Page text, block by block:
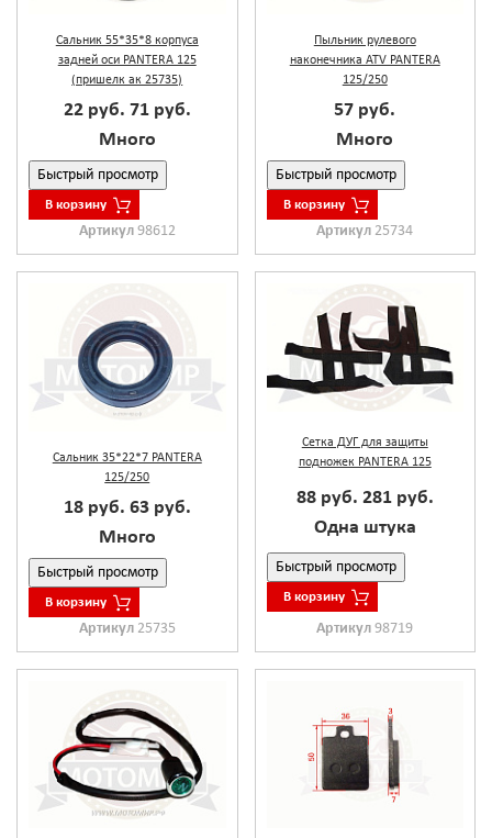
Сальник 55*35*8 корпуса
задней оси PANTERA 125
(пришелк ак 25735)
22 руб. 71 руб.
Много
Быстрый просмотр
В корзину
Артикул 98612
Пыльник рулевого
наконечника ATV PANTERA
125/250
57 руб.
Много
Быстрый просмотр
В корзину
Артикул 25734
Сальник 35*22*7 PANTERA
125/250
18 руб. 63 руб.
Много
Быстрый просмотр
В корзину
Артикул 25735
Сетка ДУГ для защиты
подножек PANTERA 125
88 руб. 281 руб.
Одна штука
Быстрый просмотр
В корзину
Артикул98719